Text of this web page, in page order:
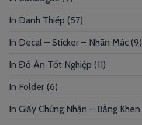
In Danh Thiếp (57)
In Decal – Sticker – Nhãn Mác (9)
In Đồ Án Tốt Nghiệp (11)
In Folder (6)
In Giấy Chứng Nhận – Bằng Khen